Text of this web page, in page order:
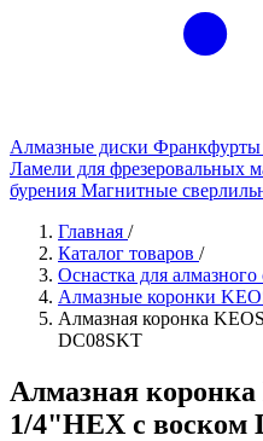
Алмазные диски Франкфурты
Ламели для фрезеровальных
бурения Магнитные
Главная /
Каталог товаров /
Оснастка для алмазного
Алмазные коронки
Алмазная коронка
DC08SKT
Алмазная
1/4"HEX с воском